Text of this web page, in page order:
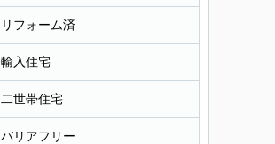
リフォーム済
輸入住宅
二世帯住宅
バリアフリー